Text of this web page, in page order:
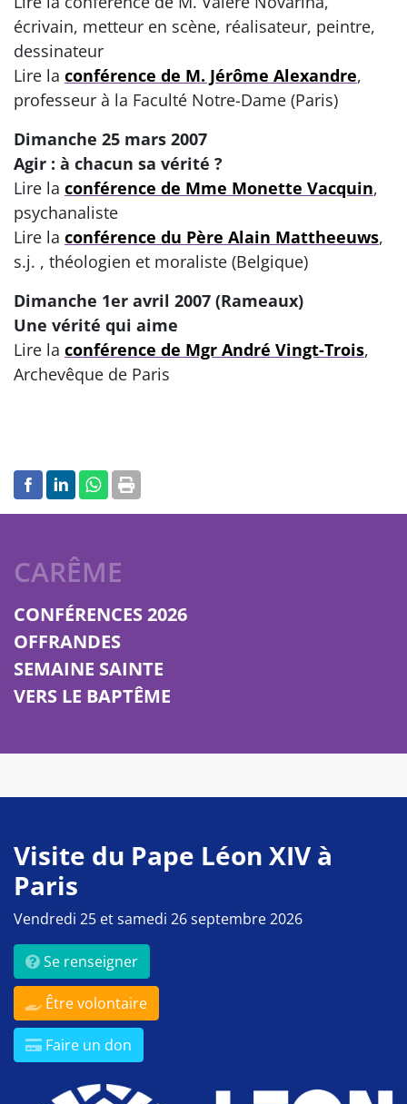
écrivain, metteur en scène, réalisateur, peintre,
dessinateur
Lire la conférence de M. Jérôme Alexandre,
professeur à la Faculté Notre-Dame (Paris)
Dimanche 25 mars 2007
Agir : à chacun sa vérité ?
Lire la conférence de Mme Monette Vacquin,
psychanaliste
Lire la conférence du Père Alain Mattheeuws,
s.j. , théologien et moraliste (Belgique)
Dimanche 1er avril 2007 (Rameaux)
Une vérité qui aime
Lire la conférence de Mgr André Vingt-Trois,
Archevêque de Paris
CARÊME
CONFÉRENCES 2026
OFFRANDES
SEMAINE SAINTE
VERS LE BAPTÊME
Visite du Pape Léon XIV à
Paris
Vendredi 25 et samedi 26 septembre 2026
Se renseigner
Être volontaire
Faire un don